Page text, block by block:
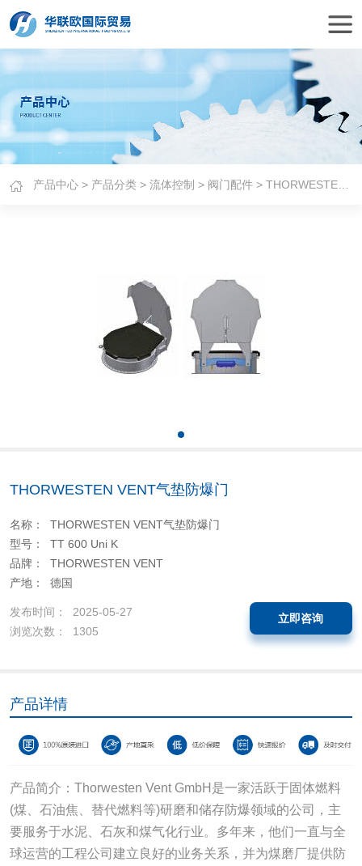
产品中心 > 产品分类 >流体控制 > 阀门配件 > THORWESTEN VENT气垫防爆门
THORWESTEN VENT气垫防爆门
名称： THORWESTEN VENT气垫防爆门
型号： TT 600 Uni K
品牌： THORWESTEN VENT
产地： 德国
发布时间： 2025-05-27
浏览次数： 1305
立即咨询
产品详情
产品简介：Thorwesten Vent GmbH是一家活跃于固体燃料
(煤、石油焦、替代燃料等)研磨和储存防爆领域的公司，主
要服务于水泥、石灰和煤气化行业。多年来，他们一直与全
球运营的工程公司建立良好的业务关系，并为煤磨厂提供防